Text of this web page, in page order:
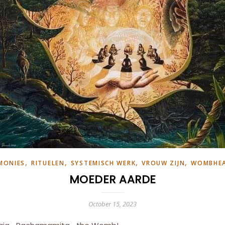
,RITUELEN, SYSTEMISCH WERK,VROUW ZIJN,
MOEDER AARDE
October 15, 2023